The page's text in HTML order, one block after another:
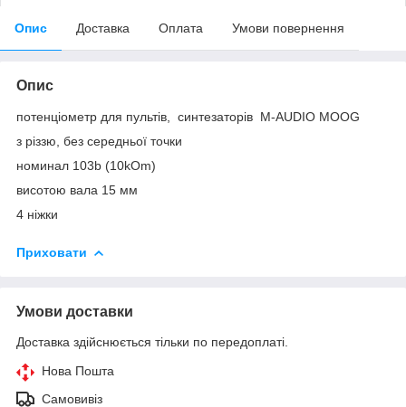
Опис Доставка Оплата Умови повернення
Опис
потенціометр для пультів, синтезаторів M-AUDIO MOOG
з різзю, без середньої точки
номинал 103b (10kOm)
висотою вала 15 мм
4 ніжки
Приховати
Умови доставки
Доставка здійснюється тільки по передоплаті.
Нова Пошта
Самовивіз